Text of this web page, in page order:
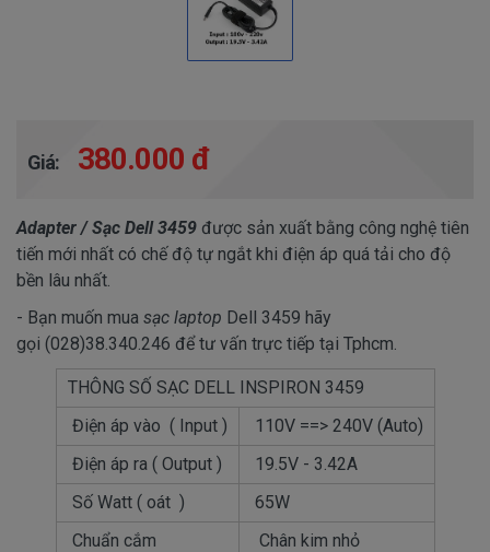
Giá: 380.000 đ
Adapter / Sạc Dell 3459 được sản xuất bằng công nghệ tiên
tiến mới nhất có chế độ tự ngắt khi điện áp quá tải cho độ
bền lâu nhất.
- Bạn muốn mua sạc laptop Dell 3459 hãy
gọi (028)38.340.246 để tư vấn trực tiếp tại Tphcm.
THÔNG SỐ SẠC DELL INSPIRON 3459
Điện áp vào ( Input )
110V ==> 240V (Auto)
Điện áp ra ( Output )
19.5V - 3.42A
Số Watt ( oát )
65W
Chuẩn cắm
Chân kim nhỏ